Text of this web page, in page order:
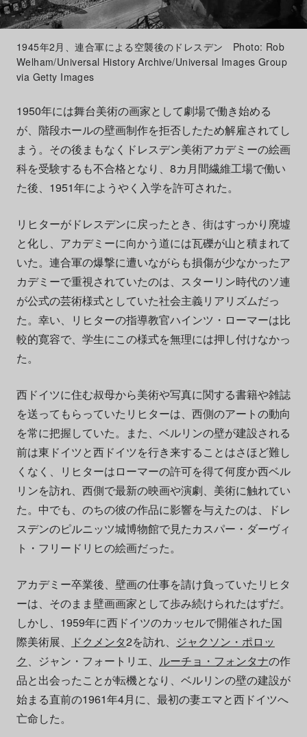
1945年2月、連合軍による空襲後のドレスデン Photo: Rob
Welham/Universal History Archive/Universal Images Group
via Getty Images
1950年には舞台美術の画家として劇場で働き始める
が、階段ホールの壁画制作を拒否したため解雇されてし
まう。その後まもなくドレスデン美術アカデミーの絵画
科を受験するも不合格となり、8カ月間繊維工場で働い
た後、1951年にようやく入学を許可された。
リヒターがドレスデンに戻ったとき、街はすっかり廃墟
と化し、アカデミーに向かう道には瓦礫が山と積まれて
いた。連合軍の爆撃に遭いながらも損傷が少なかったア
カデミーで重視されていたのは、スターリン時代のソ連
が公式の芸術様式としていた社会主義リアリズムだっ
た。幸い、リヒターの指導教官ハインツ・ローマーは比
較的寛容で、学生にこの様式を無理には押し付けなかっ
た。
西ドイツに住む叔母から美術や写真に関する書籍や雑誌
を送ってもらっていたリヒターは、西側のアートの動向
を常に把握していた。また、ベルリンの壁が建設される
前は東ドイツと西ドイツを行き来することはさほど難し
くなく、リヒターはローマーの許可を得て何度か西ベル
リンを訪れ、西側で最新の映画や演劇、美術に触れてい
た。中でも、のちの彼の作品に影響を与えたのは、ドレ
スデンのピルニッツ城博物館で見たカスパー・ダーヴィ
ト・フリードリヒの絵画だった。
アカデミー卒業後、壁画の仕事を請け負っていたリヒタ
ーは、そのまま壁画画家として歩み続けられたはずだ。
しかし、1959年に西ドイツのカッセルで開催された国
際美術展、
ドクメンタ2を訪れ、 ジャクソン・ポロッ
ク 、ジャン・フォートリエ、 ルーチョ・フォンタナの作
品と出会ったことが転機となり、ベルリンの壁の建設が
始まる直前の1961年4月に、最初の妻エマと西ドイツへ
亡命した。